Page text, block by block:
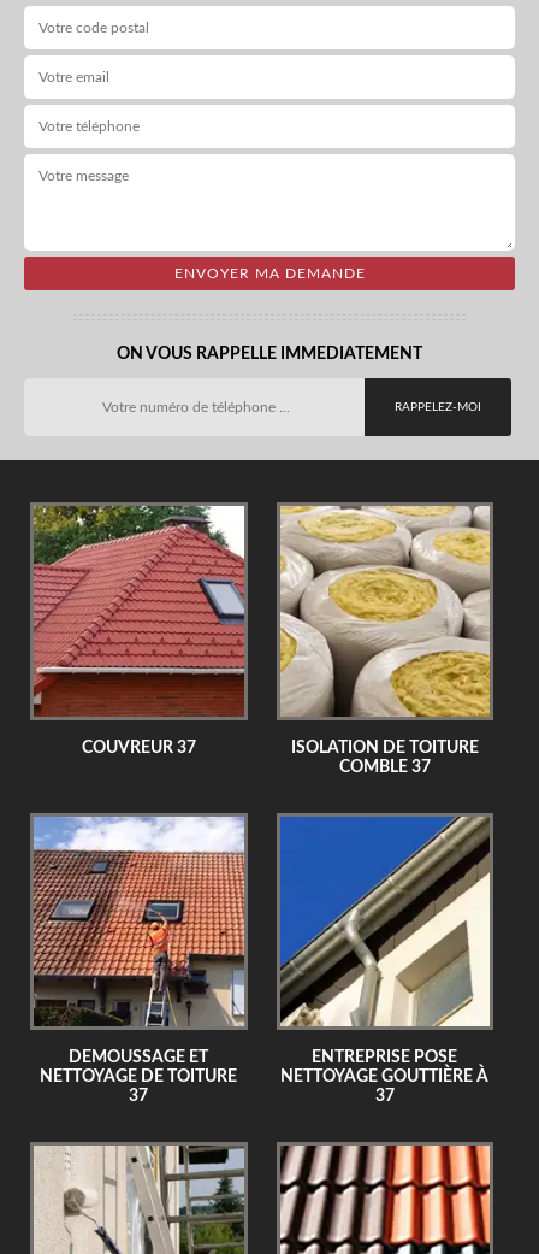
ON VOUS RAPPELLE IMMEDIATEMENT
COUVREUR 37
ISOLATION DE TOITURE
COMBLE 37
DEMOUSSAGE ET
NETTOYAGE DE TOITURE
37
ENTREPRISE POSE
NETTOYAGE GOUTTIÈRE À
37